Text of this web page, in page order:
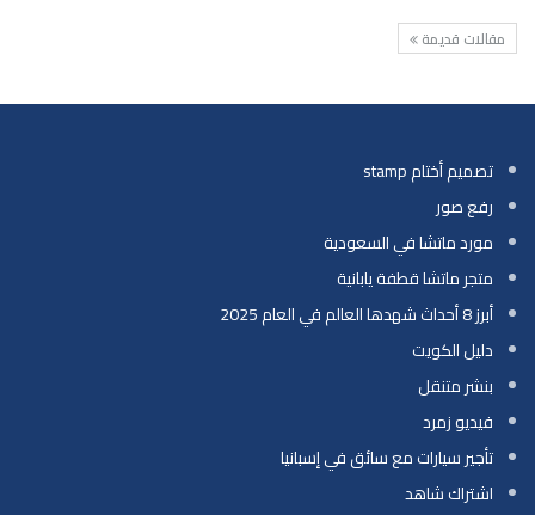
مقالات قديمة
تصميم أختام stamp
رفع صور
مورد ماتشا في السعودية
متجر ماتشا قطفة يابانية
أبرز 8 أحداث شهدها العالم في العام 2025
دليل الكويت
بنشر متنقل
فيديو زمرد
تأجير سيارات مع سائق في إسبانيا
اشتراك شاهد